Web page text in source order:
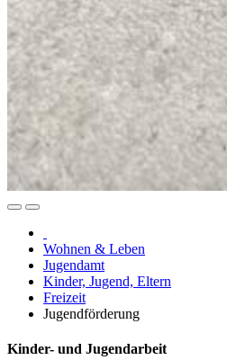
Wohnen & Leben
Jugendamt
Kinder, Jugend, Eltern
Freizeit
Jugendförderung
Kinder- und Jugendarbeit